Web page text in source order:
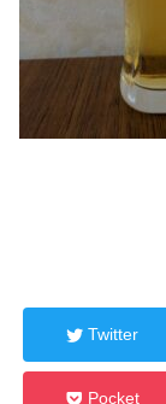
Twitter
Pocket